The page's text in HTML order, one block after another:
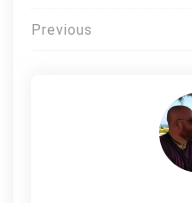
Πλοήγηση
Previous